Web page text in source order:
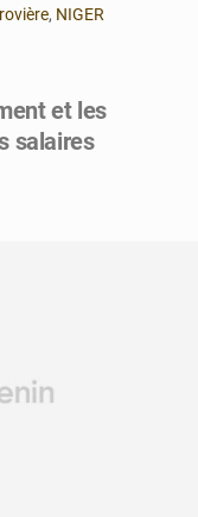
, NIGER
et les
salaires